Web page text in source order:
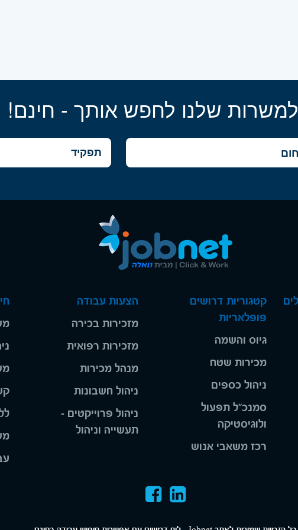
שלנו לחפש אותך - חינם!
קטגוריות דרושים
פופלאריות
גיוס והשמה
מכירות שטח
ניהול כספים
סמנכ"ל תפעול
ולוגיסטיקה
רכז משאבי אנוש
הצעות עבודה
מזכירות בכירה
מזכירות רפואית
מנהל מכירות
ניהול חשבונות
ניהול פרוייקטים -
תעשייה וניהול